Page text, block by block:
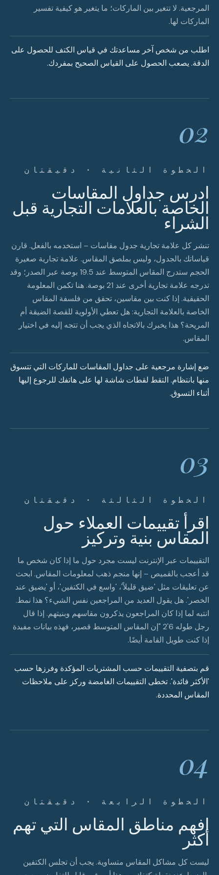
المرجعية. لا تتغير بين الماركات؛ ما يتغير هو كيفية تفسير
الماركات لها.
اطلب من شخص آخر مساعدتك في قياس الكتف للحصول على
الدقة. يصعب الحصول على القياس الصحيح بمفردك.
02
الخطوة الثانية · دقيقتان
ادرس جداول المقاسات
الخاصة بالعلامات التجارية قبل
الشراء
تنشر كل علامة تجارية جدول مقاسات – استخدمه بالفعل. قارن
قياساتك بالجدول، وليس بملصق المقاس. علامة تجارية صغيرة
الحجم ستدرج المقاس المتوسط عند 19.5 بوصة عبر الصدر؛ وقد
تدرجه علامة تجارية أخرى عند 21 بوصة. هنا تكمن المعلومة
الحقيقية. إذا كنت بين مقاسين، تحقق من فلسفة المقاس
الخاصة بالعلامة التجارية: هل تعطي الأولوية للقصة الضيقة أم
المريحة؟ هذا يخبرك بالاتجاه الذي يجب أن تتجه إليه في اختيار
المقاس.
ضع إشارة مرجعية على جداول المقاسات للماركات التي تتسوق
منها بانتظام. التقط لقطات شاشة لها على هاتفك للرجوع إليها
أثناء التسوق.
03
الخطوة الثالثة · دقيقتان
اقرأ تقييمات العملاء حول
المقاس بنية وتركيز
التقييمات عبر الإنترنت ليست مجرد حول ما إذا كان شخص ما
قد أعجب بالقميص – إنها منجم ذهب لمعلومات المقاس. ابحث
عن تعليقات مثل 'ضيق قليلاً'، 'واسع في الكتفين'، أو 'يضيق عند
الخصر'. هل يقول العديد من المراجعين نفس الشيء؟ هذا نمط.
انتبه لما إذا كان المراجعون يذكرون مقاسهم وبنيتهم. إذا قال
رجل طوله 6'2 "إن المقاس المتوسط قصير، فهذه بيانات مفيدة
إذا كنت طويل القامة أيضًا.
قم بتصفية التقييمات حسب المشتريات المؤكدة وفرزها حسب
'الأكثر فائدة'. تخطى التقييمات الغامضة وركز على ملاحظات
المقاس المحددة.
04
الخطوة الرابعة · دقيقتان
افهم مناطق المقاس التي تهم
أكثر
ليست كل مشاكل المقاس متساوية. يجب أن تجلس الكتفين